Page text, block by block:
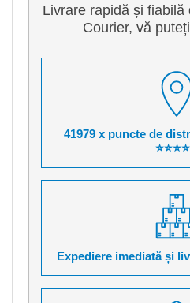
Livrare rapidă și fiabilă
Courier, vă
41979 x puncte de
Expediere imediată și